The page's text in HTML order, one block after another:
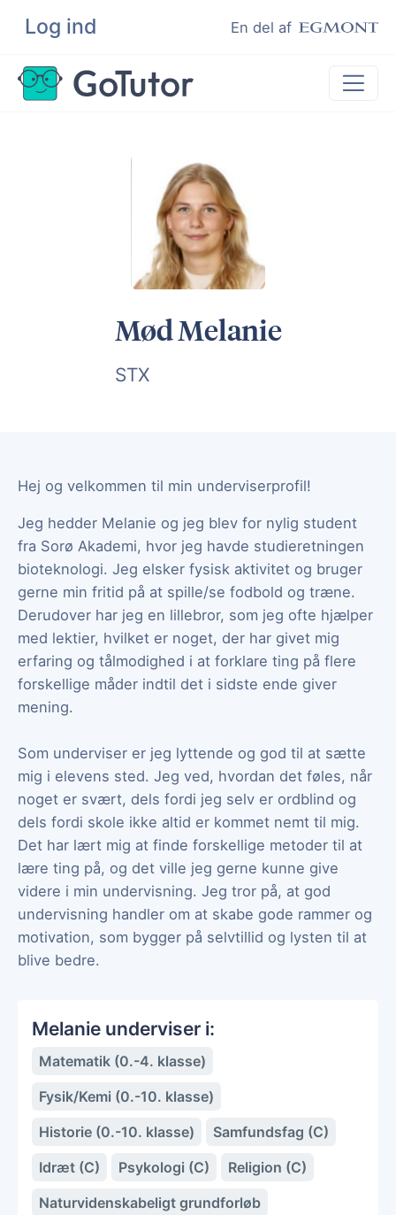
Log ind En del af
Søg
Lektiehjælp
Hjælp til ordblinde
Kundeudtalelser
Mød Melanie
STX
Hej og velkommen til min underviserprofil!
Jeg hedder Melanie og jeg blev for nylig student
fra Sorø Akademi, hvor jeg havde studieretningen
bioteknologi. Jeg elsker fysisk aktivitet og bruger
gerne min fritid på at spille/se fodbold og træne.
Derudover har jeg en lillebror, som jeg ofte hjælper
med lektier, hvilket er noget, der har givet mig
erfaring og tålmodighed i at forklare ting på flere
forskellige måder indtil det i sidste ende giver
mening.
Som underviser er jeg lyttende og god til at sætte
mig i elevens sted. Jeg ved, hvordan det føles, når
noget er svært, dels fordi jeg selv er ordblind og
dels fordi skole ikke altid er kommet nemt til mig.
Det har lært mig at finde forskellige metoder til at
lære ting på, og det ville jeg gerne kunne give
videre i min undervisning. Jeg tror på, at god
undervisning handler om at skabe gode rammer og
motivation, som bygger på selvtillid og lysten til at
blive bedre.
Melanie underviser i:
Matematik (0.-4. klasse)
Fysik/Kemi (0.-10. klasse)
Historie (0.-10. klasse)
Samfundsfag (C)
Idræt (C)
Psykologi (C)
Religion (C)
Naturvidenskabeligt grundforløb